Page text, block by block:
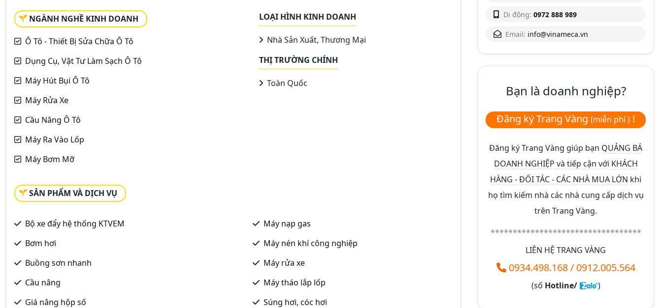
NGÀNH NGHỀ KINH DOANH
Ô Tô - Thiết Bị Sửa Chữa Ô Tô
Dụng Cụ, Vật Tư Làm Sạch Ô Tô
Máy Hút Bụi Ô Tô
Máy Rửa Xe
Cầu Nâng Ô Tô
Máy Ra Vào Lốp
Máy Bơm Mỡ
LOẠI HÌNH KINH DOANH
Nhà Sản Xuất, Thương Mại
THỊ TRƯỜNG CHÍNH
Toàn Quốc
SẢN PHẨM VÀ DỊCH VỤ
Bộ xe đẩy hệ thống KTVEM
Bơm hơi
Buồng sơn nhanh
Cầu nâng
Giá nâng hộp số
Máy nạp gas
Máy nén khí công nghiệp
Máy rửa xe
Máy tháo lắp lốp
Súng hơi, cóc hơi
Di động: 0972 888 989
Email: info@vinameca.vn
Bạn là doanh nghiệp?
Đăng ký Trang Vàng (miễn phí ) !
Đăng ký Trang Vàng giúp bạn QUẢNG BÁ
DOANH NGHIỆP và tiếp cận với KHÁCH
HÀNG - ĐỐI TÁC - CÁC NHÀ MUA LỚN khi
họ tìm kiếm nhà các nhà cung cấp dịch vụ
trên Trang Vàng.
**********************************
LIÊN HỆ TRANG VÀNG
0934.498.168/ 0912.005.564
(số Hotline/ )